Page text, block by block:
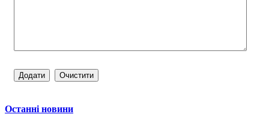
Останні новини